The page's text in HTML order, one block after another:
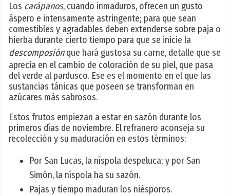
Los carápanos, cuando inmaduros, ofrecen un gusto
áspero e intensamente astringente; para que sean
comestibles y agradables deben extenderse sobre paja o
hierba durante cierto tiempo para que se inicie la
descomposiónque hará gustosa su carne, detalle que se
aprecia en el cambio de coloración de su piel, que pasa
del verde al pardusco. Ese es el momento en el que las
sustancias tánicas que poseen se transforman en
azúcares más sabrosos.
Estos frutos empiezan a estar en sazón durante los
primeros días de noviembre. El refranero aconseja su
recolección y su maduración en estos términos:
Por San Lucas, la níspola despeluca; y por San
Simón, la níspola ha su sazón.
Pajas y tiempo maduran los niésporos.